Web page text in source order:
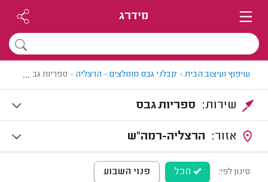
מידרג
שיפוץ ועיצוב הבית> קבלני גבס מומלצים> הרצליה > ספריות גבס...
ספריות גבס
הרצליה-רמה"ש
סינון לפי: הכל פנוי השבוע